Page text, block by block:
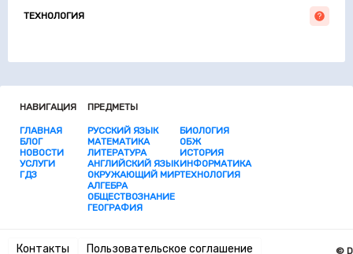
ТЕХНОЛОГИЯ
НАВИГАЦИЯ
ГЛАВНАЯ
БЛОГ
НОВОСТИ
УСЛУГИ
ГДЗ
ПРЕДМЕТЫ
РУССКИЙ ЯЗЫК
МАТЕМАТИКА
ЛИТЕРАТУРА
АНГЛИЙСКИЙ ЯЗЫК
ОКРУЖАЮЩИЙ МИР
АЛГЕБРА
ОБЩЕСТВОЗНАНИЕ
ГЕОГРАФИЯ
БИОЛОГИЯ
ОБЖ
ИСТОРИЯ
ИНФОРМАТИКА
ТЕХНОЛОГИЯ
Контакты Пользовательское соглашение ©